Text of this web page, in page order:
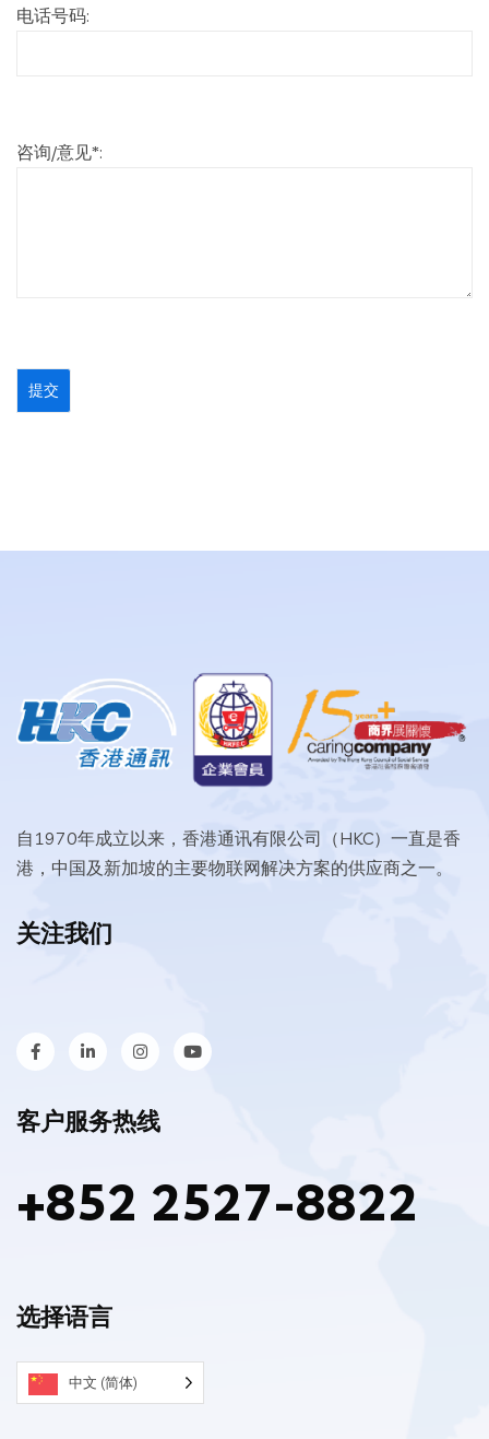
电话号码:
咨询/意见*:
自1970年成立以来，香港通讯有限公司（HKC）一直是香
港，中国及新加坡的主要物联网解决方案的供应商之一。
关注我们
客户服务热线
+852 2527-8822
选择语言
中文 (简体)